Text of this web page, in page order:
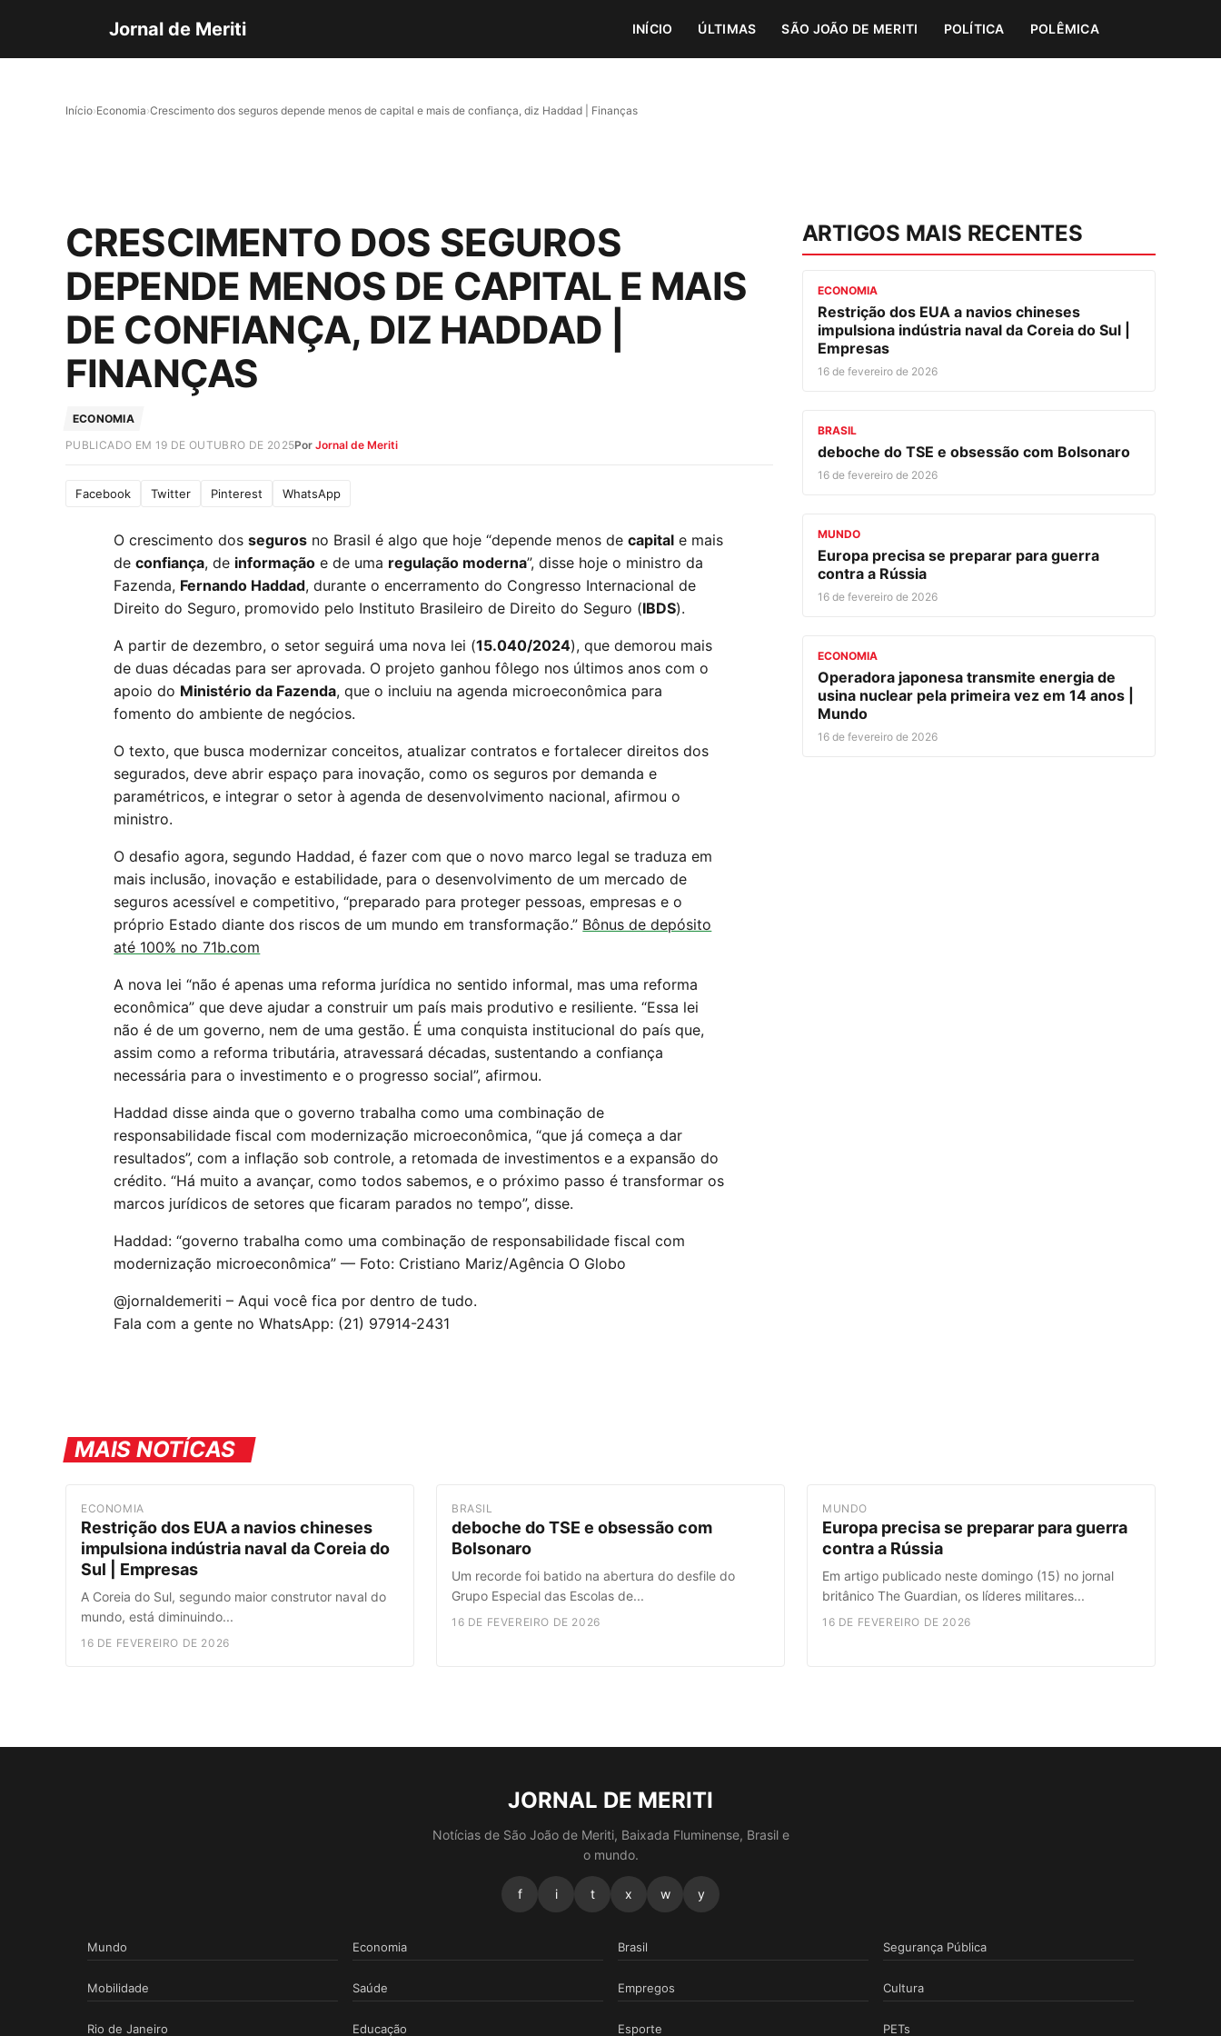
Jornal de Meriti INÍCIO ÚLTIMAS SÃO JOÃO DE MERITI POLÍTICA POLÊMICA
Início›Economia›Crescimento dos seguros depende menos de capital e mais de confiança, diz Haddad | Finanças
CRESCIMENTO DOS SEGUROS
DEPENDE MENOS DE CAPITAL E MAIS
DE CONFIANÇA, DIZ HADDAD |
FINANÇAS
ECONOMIA
PUBLICADO EM 19 DE OUTUBRO DE 2025PorJornal de Meriti
Facebook Twitter Pinterest WhatsApp
O crescimento dosseguros no Brasil é algo que hoje “depende menos decapital e mais
deconfiança, de informação e de uma regulação moderna”, disse hoje o ministro da
Fazenda, Fernando Haddad, durante o encerramento do Congresso Internacional de
Direito do Seguro, promovido pelo Instituto Brasileiro de Direito do Seguro (IBDS).
A partir de dezembro, o setor seguirá uma nova lei (15.040/2024), que demorou mais
de duas décadas para ser aprovada. O projeto ganhou fôlego nos últimos anos com o
apoio do Ministério da Fazenda, que o incluiu na agenda microeconômica para
fomento do ambiente de negócios.
O texto, que busca modernizar conceitos, atualizar contratos e fortalecer direitos dos
segurados, deve abrir espaço para inovação, como os seguros por demanda e
paramétricos, e integrar o setor à agenda de desenvolvimento nacional, afirmou o
ministro.
O desafio agora, segundo Haddad, é fazer com que o novo marco legal se traduza em
mais inclusão, inovação e estabilidade, para o desenvolvimento de um mercado de
seguros acessível e competitivo, “preparado para proteger pessoas, empresas e o
próprio Estado diante dos riscos de um mundo em transformação.” Bônus de depósito
até 100% no 71b.com
A nova lei “não é apenas uma reforma jurídica no sentido informal, mas uma reforma
econômica” que deve ajudar a construir um país mais produtivo e resiliente. “Essa lei
não é de um governo, nem de uma gestão. É uma conquista institucional do país que,
assim como a reforma tributária, atravessará décadas, sustentando a confiança
necessária para o investimento e o progresso social”, afirmou.
Haddad disse ainda que o governo trabalha como uma combinação de
responsabilidade fiscal com modernização microeconômica, “que já começa a dar
resultados”, com a inflação sob controle, a retomada de investimentos e a expansão do
crédito. “Há muito a avançar, como todos sabemos, e o próximo passo é transformar os
marcos jurídicos de setores que ficaram parados no tempo”, disse.
Haddad: “governo trabalha como uma combinação de responsabilidade fiscal com
modernização microeconômica” — Foto: Cristiano Mariz/Agência O Globo
@jornaldemeriti – Aqui você fica por dentro de tudo.
Fala com a gente no WhatsApp: (21) 97914-2431
ARTIGOS MAIS RECENTES
ECONOMIA
Restrição dos EUA a navios chineses
impulsiona indústria naval da Coreia do Sul |
Empresas
16 de fevereiro de 2026
BRASIL
deboche do TSE e obsessão com Bolsonaro
16 de fevereiro de 2026
MUNDO
Europa precisa se preparar para guerra
contra a Rússia
16 de fevereiro de 2026
ECONOMIA
Operadora japonesa transmite energia de
usina nuclear pela primeira vez em 14 anos |
Mundo
16 de fevereiro de 2026
MAIS NOTÍCAS
ECONOMIA
Restrição dos EUA a navios chineses
impulsiona indústria naval da Coreia do
Sul | Empresas
A Coreia do Sul, segundo maior construtor naval do
mundo, está diminuindo...
16 DE FEVEREIRO DE 2026
BRASIL
deboche do TSE e obsessão com
Bolsonaro
Um recorde foi batido na abertura do desfile do
Grupo Especial das Escolas de...
16 DE FEVEREIRO DE 2026
MUNDO
Europa precisa se preparar para guerra
contra a Rússia
Em artigo publicado neste domingo (15) no jornal
britânico The Guardian, os líderes militares...
16 DE FEVEREIRO DE 2026
JORNAL DE MERITI
Notícias de São João de Meriti, Baixada Fluminense, Brasil e
o mundo.
f i t x w y
Mundo Economia Brasil Segurança Pública
Mobilidade Saúde Empregos Cultura
Rio de Janeiro Educação Esporte PETs